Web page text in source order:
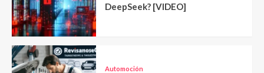
DeepSeek? [VIDEO]
Automoción